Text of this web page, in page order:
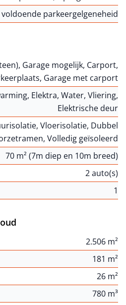
voldoende parkeergelgeneheid
Garage mogelijk, Carport,
Garage met carport
Elektra, Water, Vliering,
Elektrische deur
Vloerisolatie, Dubbel
Volledig geïsoleerd
70 m² (7m diep en 10m breed)
2 auto(s)
1
2.506 m²
181 m²
26 m²
780 m³